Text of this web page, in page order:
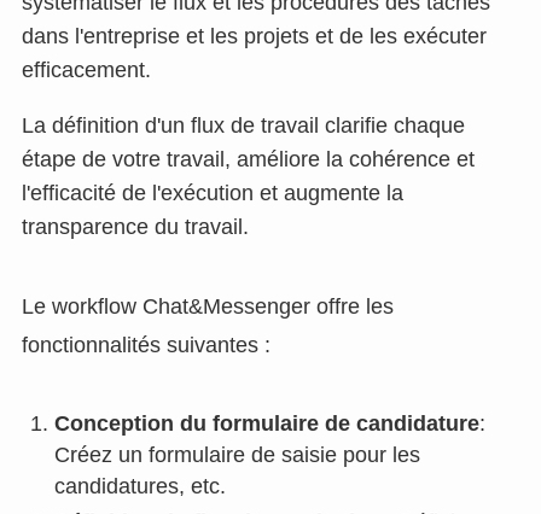
dans l'entreprise et les projets et de les exécuter
efficacement.
La définition d'un flux de travail clarifie chaque
étape de votre travail, améliore la cohérence et
l'efficacité de l'exécution et augmente la
transparence du travail.
Le workflow Chat&Messenger offre les
fonctionnalités suivantes :
Conception du formulaire de candidature:
Créez un formulaire de saisie pour les
candidatures, etc.